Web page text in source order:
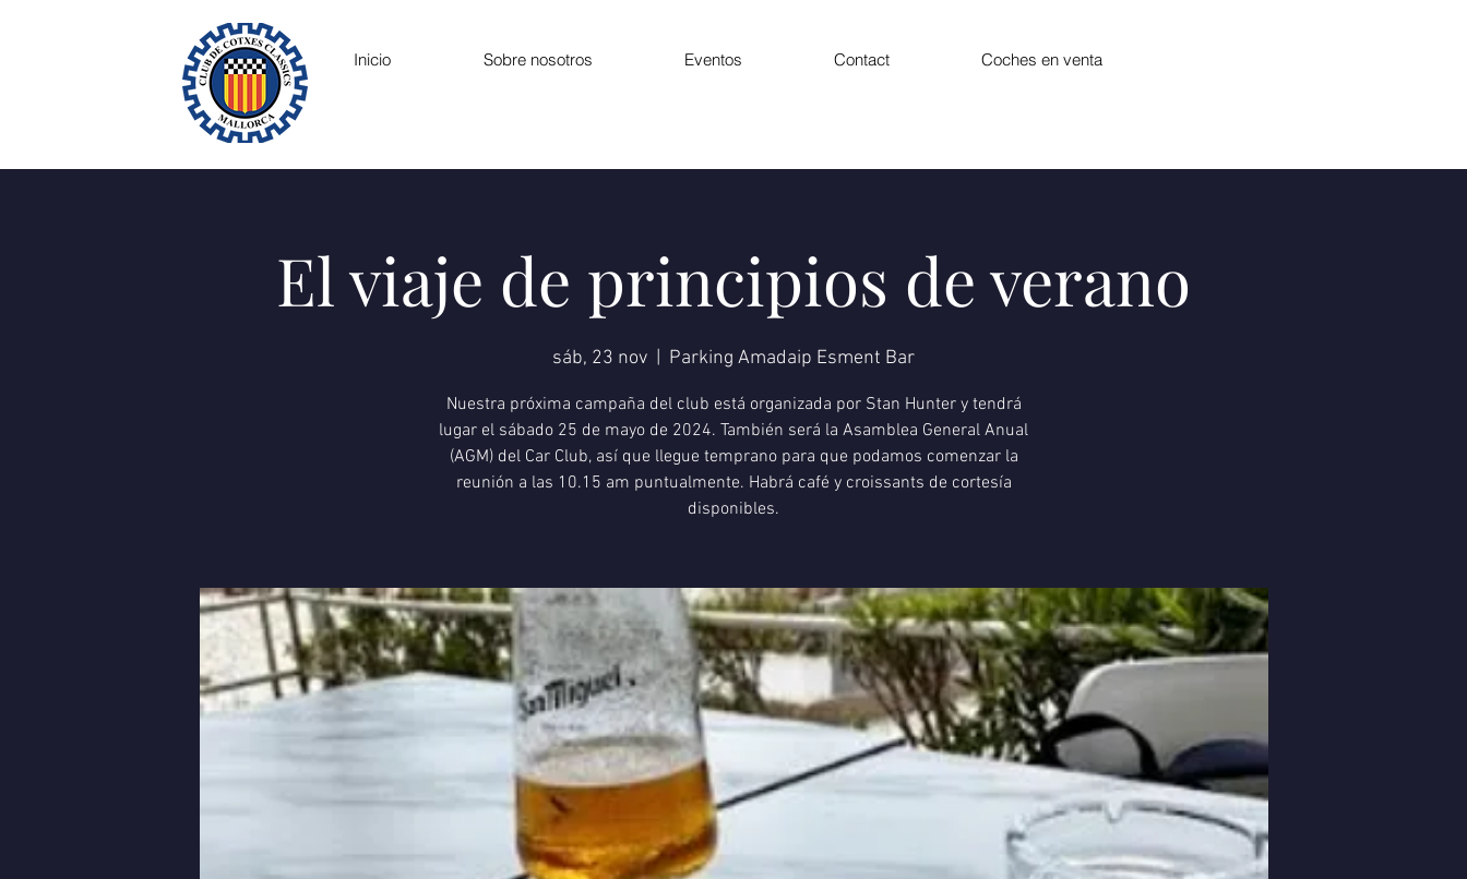
Inicio Sobre nosotros Eventos Contact Coches en venta
El viaje de principios de verano
sáb, 23 nov Parking Amadaip Esment Bar
Nuestra próxima campaña del club está organizada por Stan Hunter y tendrá
lugar el sábado 25 de mayo de 2024. También será la Asamblea General Anual
(AGM) del Car Club, así que llegue temprano para que podamos comenzar la
reunión a las 10.15 am puntualmente. Habrá café y croissants de cortesía